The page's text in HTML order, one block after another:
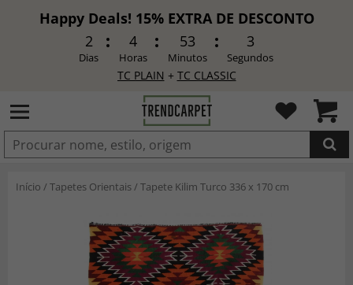
Happy Deals! 15% EXTRA DE DESCONTO
2
Dias
4
Horas
53
Minutos
1
Segundos
TC PLAIN + TC CLASSIC
ADICIONADO
Início /Tapetes Orientais/Tapete Kilim Turco 336 x 170 cm